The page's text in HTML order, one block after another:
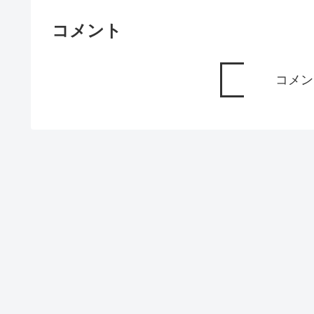
コメント
コメ